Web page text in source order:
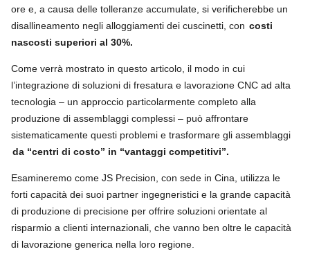
ore e, a causa delle tolleranze accumulate, si verificherebbe un
disallineamento negli alloggiamenti dei cuscinetti, con costi
nascosti superiori al 30%.
Come verrà mostrato in questo articolo, il modo in cui
l’integrazione di soluzioni di fresatura e lavorazione CNC ad alta
tecnologia – un approccio particolarmente completo alla
produzione di assemblaggi complessi – può affrontare
sistematicamente questi problemi e trasformare gli assemblaggi
da “centri di costo” in “vantaggi competitivi”.
Esamineremo come JS Precision, con sede in Cina, utilizza le
forti capacità dei suoi partner ingegneristici e la grande capacità
di produzione di precisione per offrire soluzioni orientate al
risparmio a clienti internazionali, che vanno ben oltre le capacità
di lavorazione generica nella loro regione.